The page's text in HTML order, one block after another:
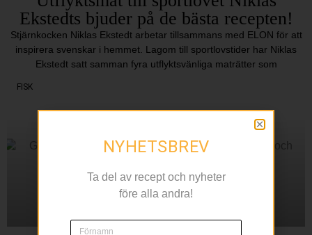
Ekstedts bjuder på de bästa recepten!
Stjärnkocken Niklas Ekstedt arbetar tillsammans med ELON för att
inspirera svenskar i hemmet. Lagom till sportlovstider har Niklas
Ekstedt satt samman fyra utflyktsvänliga maträtter som
FISK
NYHETSBREV
Ta del av recept och nyheter
före alla andra!